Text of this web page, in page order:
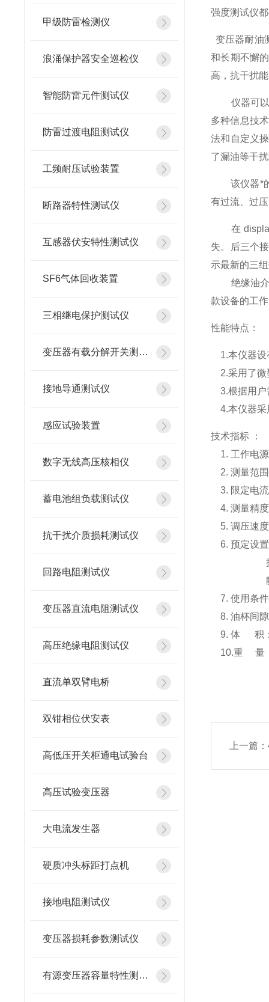
甲级防雷检测仪
浪涌保护器安全巡检仪
智能防雷元件测试仪
防雷过渡电阻测试仪
工频耐压试验装置
断路器特性测试仪
互感器伏安特性测试仪
SF6气体回收装置
三相继电保护测试仪
变压器有载分解开关测试仪
接地导通测试仪
感应试验装置
数字无线高压核相仪
蓄电池组负载测试仪
抗干扰介质损耗测试仪
回路电阻测试仪
变压器直流电阻测试仪
高压绝缘电阻测试仪
直流单双臂电桥
双钳相位伏安表
高低压开关柜通电试验台
高压试验变压器
大电流发生器
硬质冲头标距打点机
接地电阻测试仪
变压器损耗参数测试仪
有源变压器容量特性测试仪
强度测试仪
变压器耐油
和长期不懈
高，抗干扰
仪器可以通
多种信息技
法和自定义
了漏油等干
该仪器*的
有过流、过
在 display
失。后三个
示最新的三
绝缘油介电
款设备的工
性能特点：
1.本仪器设
2.采用了微
3.根据用户
4.本仪器采
技术指标 ：
1. 工作电
2. 测量范围
3. 限定电
4. 测量精
5. 调压速
6. 预定设
搅拌时
静置时
7. 使用条
8. 油杯间隙
9. 体 积：
10.重 量
上一篇：